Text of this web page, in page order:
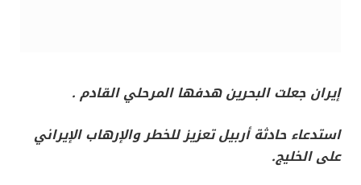
إيران جعلت البحرين هدفها المرحلي القادم .
استدعاء حادثة أربيل تعزيز للخطر والإرهاب الإيراني
على الخليج.